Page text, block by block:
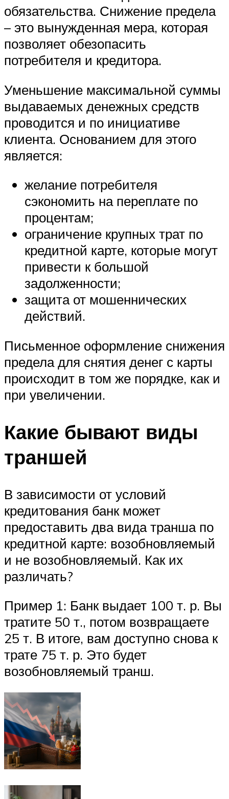
обязательства. Снижение предела
– это вынужденная мера, которая
позволяет обезопасить
потребителя и кредитора.
Уменьшение максимальной суммы
выдаваемых денежных средств
проводится и по инициативе
клиента. Основанием для этого
является:
желание потребителя
сэкономить на переплате по
процентам;
ограничение крупных трат по
кредитной карте, которые могут
привести к большой
задолженности;
защита от мошеннических
действий.
Письменное оформление снижения
предела для снятия денег с карты
происходит в том же порядке, как и
при увеличении.
Какие бывают виды
траншей
В зависимости от условий
кредитования банк может
предоставить два вида транша по
кредитной карте: возобновляемый
и не возобновляемый. Как их
различать?
Пример 1: Банк выдает 100 т. р. Вы
тратите 50 т., потом возвращаете
25 т. В итоге, вам доступно снова к
трате 75 т. р. Это будет
возобновляемый транш.